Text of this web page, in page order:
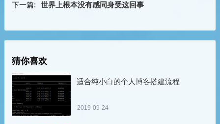
下一篇:
世界上根本没有感同身受这回事
猜你喜欢
适合纯小白的个人博客搭建流程
2019-09-24